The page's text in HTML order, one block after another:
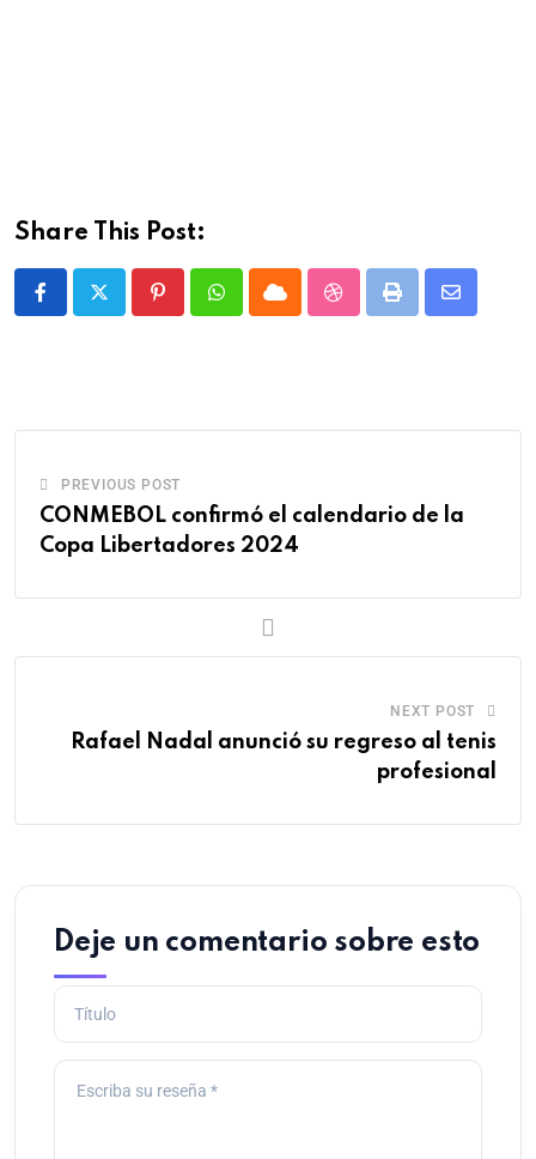
Share This Post:
PREVIOUS POST
CONMEBOL confirmó el calendario de la
Copa Libertadores 2024
NEXT POST
Rafael Nadal anunció su regreso al tenis
profesional
Deje un comentario sobre esto